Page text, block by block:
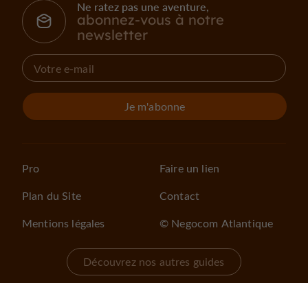
Ne ratez pas une aventure,
abonnez-vous à notre
newsletter
Je m'abonne
Pro
Plan du Site
Mentions légales
Faire un lien
Contact
© Negocom Atlantique
Découvrez nos autres guides